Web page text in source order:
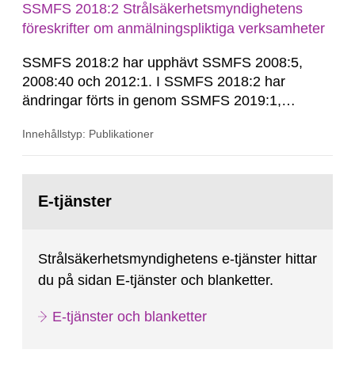
SSMFS 2018:2 Strålsäkerhetsmyndighetens
föreskrifter om anmälningspliktiga verksamheter
SSMFS 2018:2 har upphävt SSMFS 2008:5,
2008:40 och 2012:1. I SSMFS 2018:2 har
ändringar förts in genom SSMFS 2019:1,
Innehållstyp: Publikationer
sida:E-tjänster
Strålsäkerhetsmyndighetens e-tjänster hittar
du på sidan E-tjänster och blanketter.
E-tjänster och blanketter